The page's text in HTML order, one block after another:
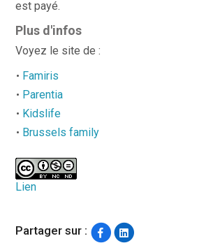
est payé.
Plus d'infos
Voyez le site de :
Famiris
Parentia
Kidslife
Brussels family
Lien
Partager sur :